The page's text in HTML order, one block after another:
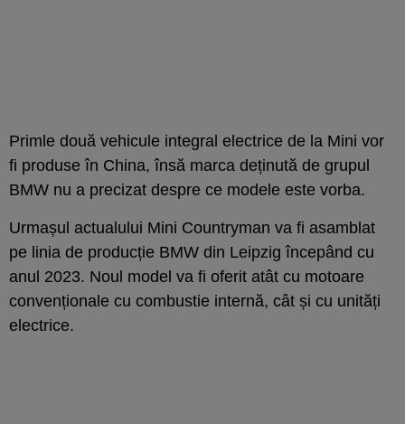
Primle două vehicule integral electrice de la Mini vor
fi produse în China, însă marca deținută de grupul
BMW nu a precizat despre ce modele este vorba.
Urmașul actualului Mini Countryman va fi asamblat
pe linia de producție BMW din Leipzig începând cu
anul 2023. Noul model va fi oferit atât cu motoare
convenționale cu combustie internă, cât și cu unități
electrice.